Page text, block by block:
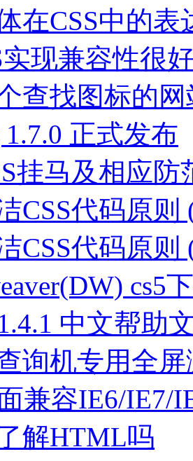
在CSS中的表
实现兼容性很
查找图标的
1.7.0 正式发布
挂马及相应防
CSS代码原则
CSS代码原则
cs5
中文帮助
询机专用全
兼容IE6/IE7/
解HTML吗